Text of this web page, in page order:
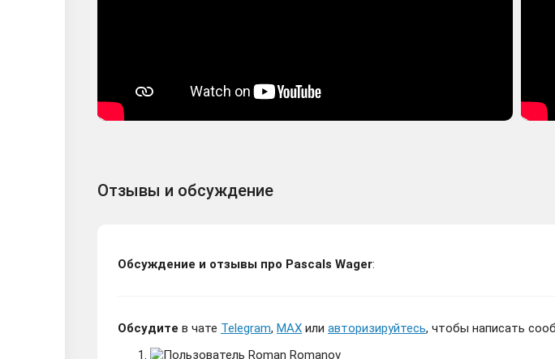
Отзывы и обсуждение
Обсуждение и отзывы про Pascals Wager:
Обсудите в чате Telegram, MAX или авторизируйтесь, чтобы написать